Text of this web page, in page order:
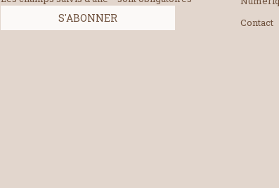
Contact